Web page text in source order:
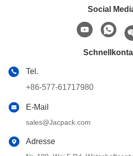
Social
Tel.
+86-577-61717980
E-Mail
sales@Jacpack.com
Adresse